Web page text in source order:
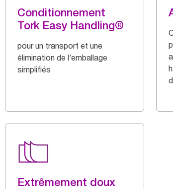
Conditionnement
Tork Easy Handling®
pour un transport et une
élimination de l’emballage
simplifiés
Extrêmement doux